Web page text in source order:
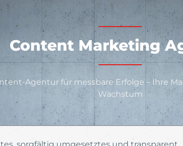
Content Marketing
Agentur für messbare Erfolge – Ihre
Wachstum